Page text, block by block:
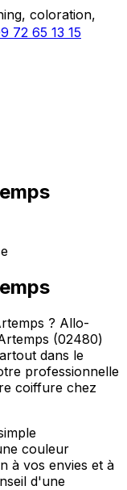
coloration,
72 65 13 15
? Allo-
(02480)
dans le
professionnelle
coiffure chez
couleur
à vos envies et à
d'une